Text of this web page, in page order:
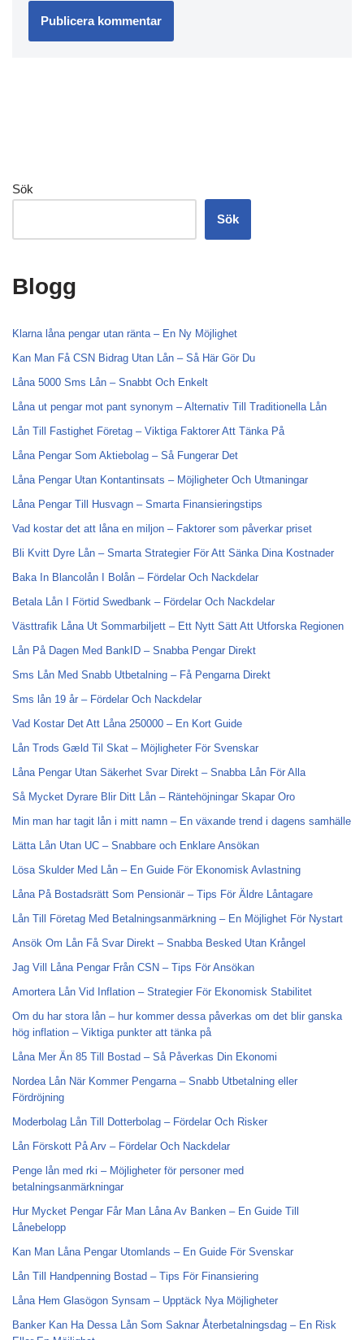
Sök
Sök
Blogg
Klarna låna pengar utan ränta – En Ny Möjlighet
Kan Man Få CSN Bidrag Utan Lån – Så Här Gör Du
Låna 5000 Sms Lån – Snabbt Och Enkelt
Låna ut pengar mot pant synonym – Alternativ Till Traditionella Lån
Lån Till Fastighet Företag – Viktiga Faktorer Att Tänka På
Låna Pengar Som Aktiebolag – Så Fungerar Det
Låna Pengar Utan Kontantinsats – Möjligheter Och Utmaningar
Låna Pengar Till Husvagn – Smarta Finansieringstips
Vad kostar det att låna en miljon – Faktorer som påverkar priset
Bli Kvitt Dyre Lån – Smarta Strategier För Att Sänka Dina Kostnader
Baka In Blancolån I Bolån – Fördelar Och Nackdelar
Betala Lån I Förtid Swedbank – Fördelar Och Nackdelar
Västtrafik Låna Ut Sommarbiljett – Ett Nytt Sätt Att Utforska Regionen
Lån På Dagen Med BankID – Snabba Pengar Direkt
Sms Lån Med Snabb Utbetalning – Få Pengarna Direkt
Sms lån 19 år – Fördelar Och Nackdelar
Vad Kostar Det Att Låna 250000 – En Kort Guide
Lån Trods Gæld Til Skat – Möjligheter För Svenskar
Låna Pengar Utan Säkerhet Svar Direkt – Snabba Lån För Alla
Så Mycket Dyrare Blir Ditt Lån – Räntehöjningar Skapar Oro
Min man har tagit lån i mitt namn – En växande trend i dagens samhälle
Lätta Lån Utan UC – Snabbare och Enklare Ansökan
Lösa Skulder Med Lån – En Guide För Ekonomisk Avlastning
Låna På Bostadsrätt Som Pensionär – Tips För Äldre Låntagare
Lån Till Företag Med Betalningsanmärkning – En Möjlighet För Nystart
Ansök Om Lån Få Svar Direkt – Snabba Besked Utan Krångel
Jag Vill Låna Pengar Från CSN – Tips För Ansökan
Amortera Lån Vid Inflation – Strategier För Ekonomisk Stabilitet
Om du har stora lån – hur kommer dessa påverkas om det blir ganska
hög inflation – Viktiga punkter att tänka på
Låna Mer Än 85 Till Bostad – Så Påverkas Din Ekonomi
Nordea Lån När Kommer Pengarna – Snabb Utbetalning eller
Fördröjning
Moderbolag Lån Till Dotterbolag – Fördelar Och Risker
Lån Förskott På Arv – Fördelar Och Nackdelar
Penge lån med rki – Möjligheter för personer med
betalningsanmärkningar
Hur Mycket Pengar Får Man Låna Av Banken – En Guide Till
Lånebelopp
Kan Man Låna Pengar Utomlands – En Guide För Svenskar
Lån Till Handpenning Bostad – Tips För Finansiering
Låna Hem Glasögon Synsam – Upptäck Nya Möjligheter
Banker Kan Ha Dessa Lån Som Saknar Återbetalningsdag – En Risk